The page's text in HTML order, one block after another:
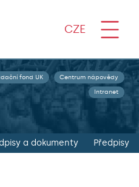
CZE
fond UK Centrum nápovědy
Intranet
a dokumenty Předpisy